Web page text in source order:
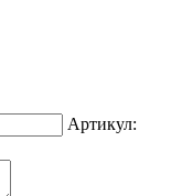
Артикул: